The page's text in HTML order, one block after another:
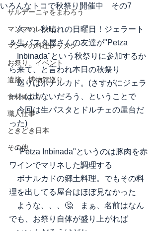
サルデーニャをまわろう
マンマのレシピ
マンマの料理レッスン
お祭り、イベント
遺跡、博物館巡り
食材めぐり
職人仕事
ときどき日本
その他
いろんなトコで秋祭り開催中 その7
久々、秋晴れの日曜日！ジェラート
＆生パスタ屋さんの友達が"Petza
Inbinada"という秋祭りに参加するか
ら来て、と言われ本日の秋祭り
巡りはボナルカド。(さすがにジェラ
ートは出ないだろう、ということで
今回は生パスタとドルチェの屋台だ
った)
"Petza Inbinada"というのは豚肉を赤
ワインでマリネした調理する
ボナルカドの郷土料理。でもその料
理を出してる屋台はほぼ見なかった
ような、、、🤔　まぁ、名前はなん
でも、お祭り自体が盛り上がれば